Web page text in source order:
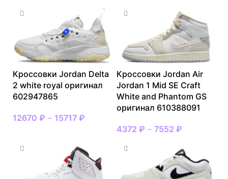
Кроссовки Jordan Delta
2 white royal оригинал
602947865
12670 ₽ – 15717 ₽
Кроссовки Jordan Air
Jordan 1 Mid SE Craft
White and Phantom GS
оригинал 610388091
4372 ₽ – 7552 ₽